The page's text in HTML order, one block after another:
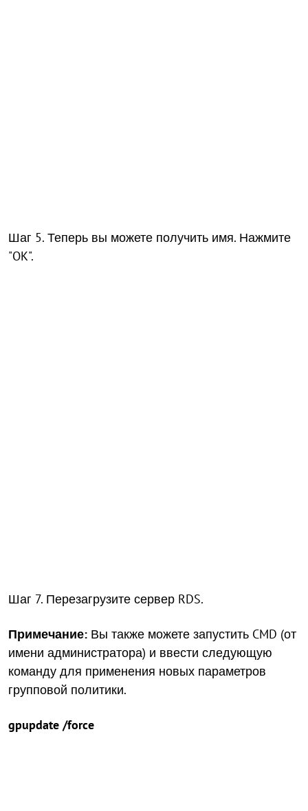
Шаг 5. Теперь вы можете получить имя. Нажмите
"OK".
Шаг 7. Перезагрузите сервер RDS.
Примечание: Вы также можете запустить CMD (от
имени администратора) и ввести следующую
команду для применения новых параметров
групповой политики.
gpupdate /force